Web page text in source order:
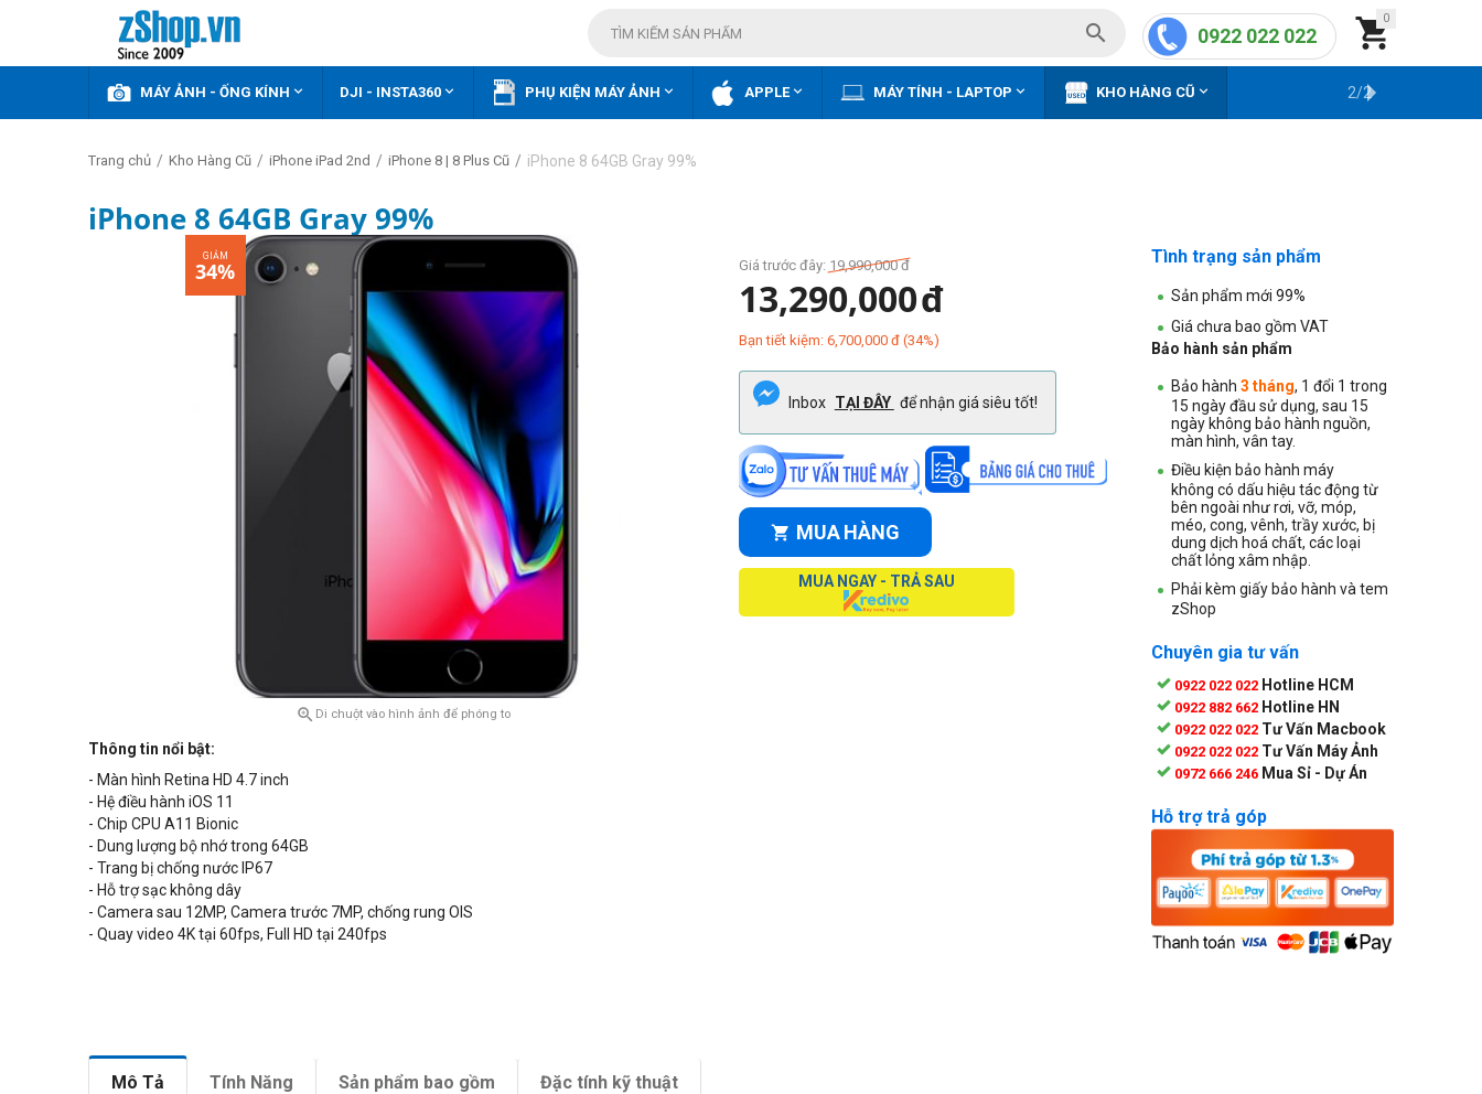
0

0922 022 022

KHUYẾN MÃI
MÁY ẢNH - ỐNG KÍNH  DJI - INSTA360  PHỤ KIỆN MÁY ẢNH  APPLE MÁY TÍNH - LAPTOP  KHO HÀNG CŨ  2/2
Trang chủ / Kho Hàng Cũ / iPhone iPad 2nd / iPhone 8 | 8 Plus Cũ / iPhone 8 64GB Gray 99%
iPhone 8 64GB Gray 99%
34%
 Di chuột vào hình ảnh để phóng to
Thông tin nổi bật:
- Màn hình Retina HD 4.7 inch
- Hệ điều hành iOS 11
- Chip CPU A11 Bionic
- Dung lượng bộ nhớ trong 64GB
- Trang bị chống nước IP67
- Hỗ trợ sạc không dây
- Camera sau 12MP, Camera trước 7MP, chống rung OIS
- Quay video 4K tại 60fps, Full HD tại 240fps
Giá trước đây: 19,990,000 đ
13,290,000đ
Bạn tiết kiệm: 6,700,000đ(34%)
Inbox TẠI ĐÂY để nhận giá siêu tốt!
MUA HÀNG
MUA NGAY - TRẢ SAU
Tình trạng sản phẩm
Sản phẩm mới 99%
Giá chưa bao gồm VAT
Bảo hành sản phẩm
Bảo hành 3 tháng, 1 đổi 1 trong
15 ngày đầu sử dụng, sau 15
ngày không bảo hành nguồn,
màn hình, vân tay.
Điều kiện bảo hành máy
không có dấu hiệu tác động từ
bên ngoài như rơi, vỡ, móp,
méo, cong, vênh, trầy xước, bị
dung dịch hoá chất, các loại
chất lỏng xâm nhập.
Phải kèm giấy bảo hành và tem
zShop
Chuyên gia tư vấn
0922 022 022 Hotline HCM
0922 882 662 Hotline HN
0922 022 022 Tư Vấn Macbook
0922 022 022 Tư Vấn Máy Ảnh
0972 666 246 Mua Sỉ - Dự Án
Hỗ trợ trả góp
Mô Tả Tính Năng Sản phẩm bao gồm Đặc tính kỹ thuật